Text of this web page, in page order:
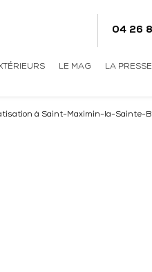
04 26
LE MAG LA PRESSE
à Saint-Maximin-la-Sainte-